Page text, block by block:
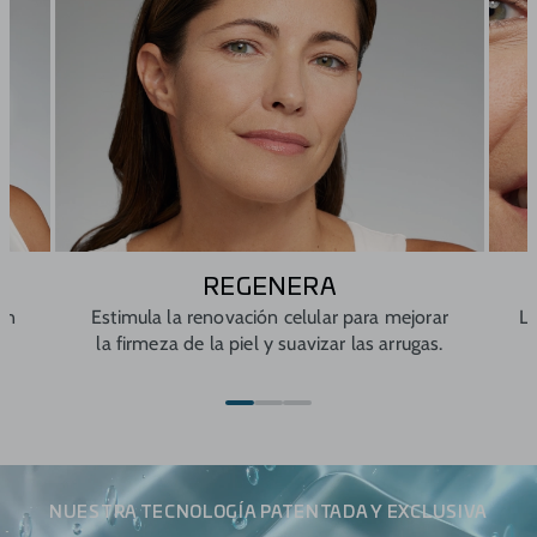
REGENERA
Estimula la renovación celular para mejorar
la firmeza de la piel y suavizar las arrugas.
NUESTRA TECNOLOGÍA PATENTADA Y EXCLUSIVA